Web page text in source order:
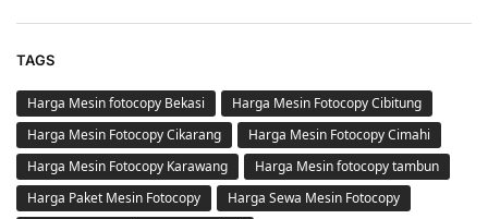
TAGS
Harga Mesin fotocopy Bekasi
Harga Mesin Fotocopy Cibitung
Harga Mesin Fotocopy Cikarang
Harga Mesin Fotocopy Cimahi
Harga Mesin Fotocopy Karawang
Harga Mesin fotocopy tambun
Harga Paket Mesin Fotocopy
Harga Sewa Mesin Fotocopy